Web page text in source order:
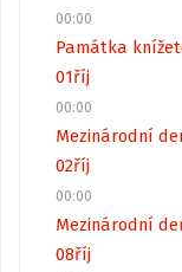
00:00
Památka
01říj
00:00
Mezinárodní
02říj
00:00
Mezinárodní
08říj